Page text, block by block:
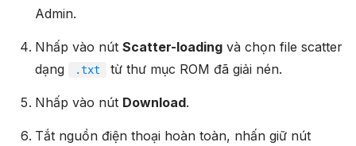
Admin.
Nhấp vào nút Scatter-loadingvà chọn file scatter
dạng
.txt từ thư mục ROM đã giải nén.
Nhấp vào nút Download.
Tắt nguồn điện thoại hoàn toàn, nhấn giữ nút